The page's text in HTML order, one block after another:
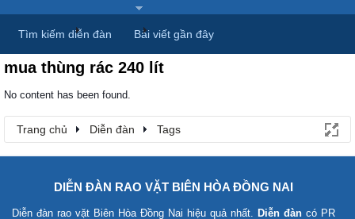
Trang chủ Diễn đàn Tags
mua thùng rác 240 lít
No content has been found.
Trang chủ Diễn đàn Tags
Tìm kiếm diễn đàn Bài viết gần đây
DIỄN ĐÀN RAO VẶT BIÊN HÒA ĐỒNG NAI
Diễn đàn rao vặt Biên Hòa Đồng Nai hiệu quả nhất. Diễn đàn có PR